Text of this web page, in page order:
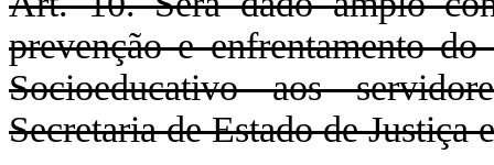
prevenção e enfrentamento
Socioeducativo aos
Secretaria de Estado de Justiça